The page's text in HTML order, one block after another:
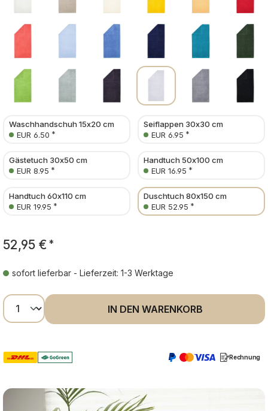
Waschhandschuh 15x20 cm
EUR 6.50 *
Seiflappen 30x30 cm
EUR 6.95 *
Gästetuch 30x50 cm
EUR 8.95 *
Handtuch 50x100 cm
EUR 16.95 *
Handtuch 60x110 cm
EUR 19.95 *
Duschtuch 80x150 cm
EUR 52.95 *
52,95 € *
sofort lieferbar - Lieferzeit: 1-3 Werktage
Produkt Anzahl: Gib den gewünschten
IN DEN WARENKORB
Rechnung